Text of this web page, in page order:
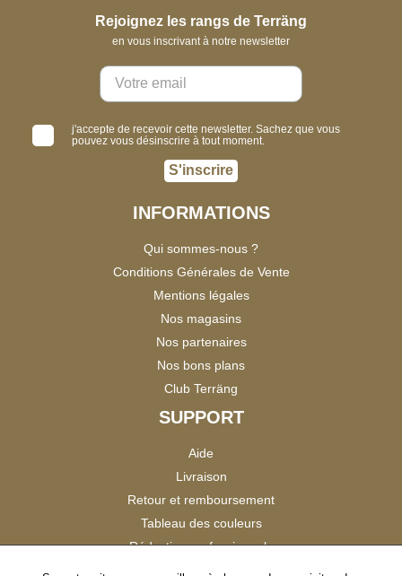
Rejoignez les rangs de Terräng
en vous inscrivant à notre newsletter
j'accepte de recevoir cette newsletter. Sachez que vous
pouvez vous désinscrire à tout moment.
S'inscrire
INFORMATIONS
Qui sommes-nous ?
Conditions Générales de Vente
Mentions légales
Nos magasins
Nos partenaires
Nos bons plans
Club Terräng
SUPPORT
Aide
Livraison
Retour et remboursement
Tableau des couleurs
Réduction professionnels